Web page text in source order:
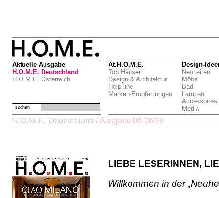
Aktuelle Ausgabe
H.O.M.E. Deutschland
H.O.M.E. Österreich
At.H.O.M.E.
Top Häuser
Design & Architektur
Help-line
Marken-Empfehlungen
Design-
Neuheiten
Möbel
Bad
Lampen
Accessoires
Media
suchen
H.O.M.E. Deutschland / Ausgabe 06-08/28
LIEBE LESERINNEN,
Willkommen in der